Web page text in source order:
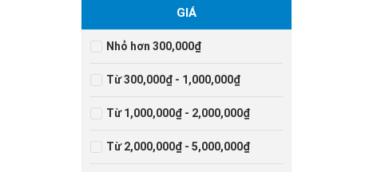
GIÁ
Nhỏ hơn 300,000₫
Từ 300,000₫ - 1,000,000₫
Từ 1,000,000₫ - 2,000,000₫
Từ 2,000,000₫ - 5,000,000₫